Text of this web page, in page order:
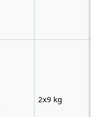
2x9 kg